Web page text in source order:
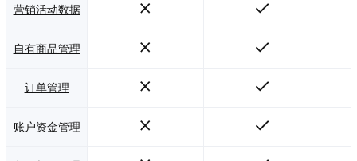
营销活动数据
自有商品管理
订单管理
账户资金管理